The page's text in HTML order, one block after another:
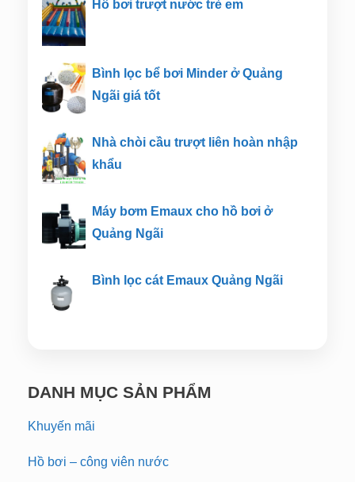
Hồ bơi trượt nước trẻ em
Bình lọc bể bơi Minder ở Quảng
Ngãi giá tốt
Nhà chòi cầu trượt liên hoàn nhập
khẩu
Máy bơm Emaux cho hồ bơi ở
Quảng Ngãi
Bình lọc cát Emaux Quảng Ngãi
DANH MỤC SẢN PHẨM
Khuyến mãi
Hồ bơi – công viên nước